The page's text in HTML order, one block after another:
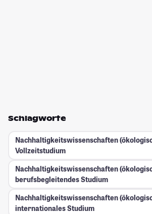
Schlagworte
Nachhaltigkeitswissenschaften
Vollzeitstudium
Nachhaltigkeitswissenschaften
berufsbegleitendes Studium
Nachhaltigkeitswissenschaften
internationales Studium